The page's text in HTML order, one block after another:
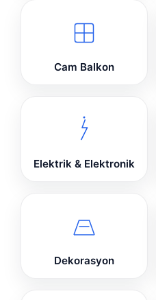
Cam Balkon
Elektrik & Elektronik
Dekorasyon